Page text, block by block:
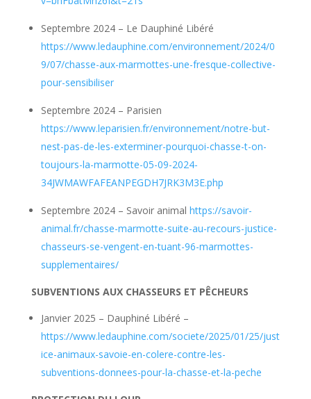
Septembre 2024 – Le Dauphiné Libéré
https://www.ledauphine.com/environnement/2024/0
9/07/chasse-aux-marmottes-une-fresque-collective-
pour-sensibiliser
Septembre 2024 – Parisien
https://www.leparisien.fr/environnement/notre-but-
nest-pas-de-les-exterminer-pourquoi-chasse-t-on-
toujours-la-marmotte-05-09-2024-
34JWMAWFAFEANPEGDH7JRK3M3E.php
Septembre 2024 – Savoir animal https://savoir-
animal.fr/chasse-marmotte-suite-au-recours-justice-
chasseurs-se-vengent-en-tuant-96-marmottes-
supplementaires/
SUBVENTIONS AUX CHASSEURS ET PÊCHEURS
Janvier 2025 – Dauphiné Libéré –
https://www.ledauphine.com/societe/2025/01/25/just
ice-animaux-savoie-en-colere-contre-les-
subventions-donnees-pour-la-chasse-et-la-peche